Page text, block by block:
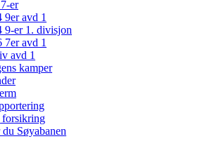
er
9er avd 1
9-er 1. divisjon
7er avd 1
avd 1
kamper
forsikring
Søyabanen